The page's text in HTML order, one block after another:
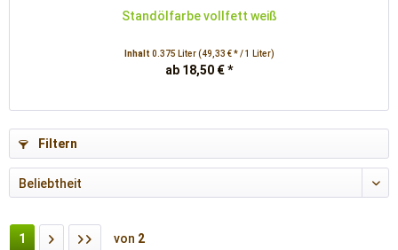
Standölfarbe vollfett weiß
Inhalt 0.375 Liter(49,33 € * / 1 Liter)
ab 18,50 € *
Filtern
1 von 2